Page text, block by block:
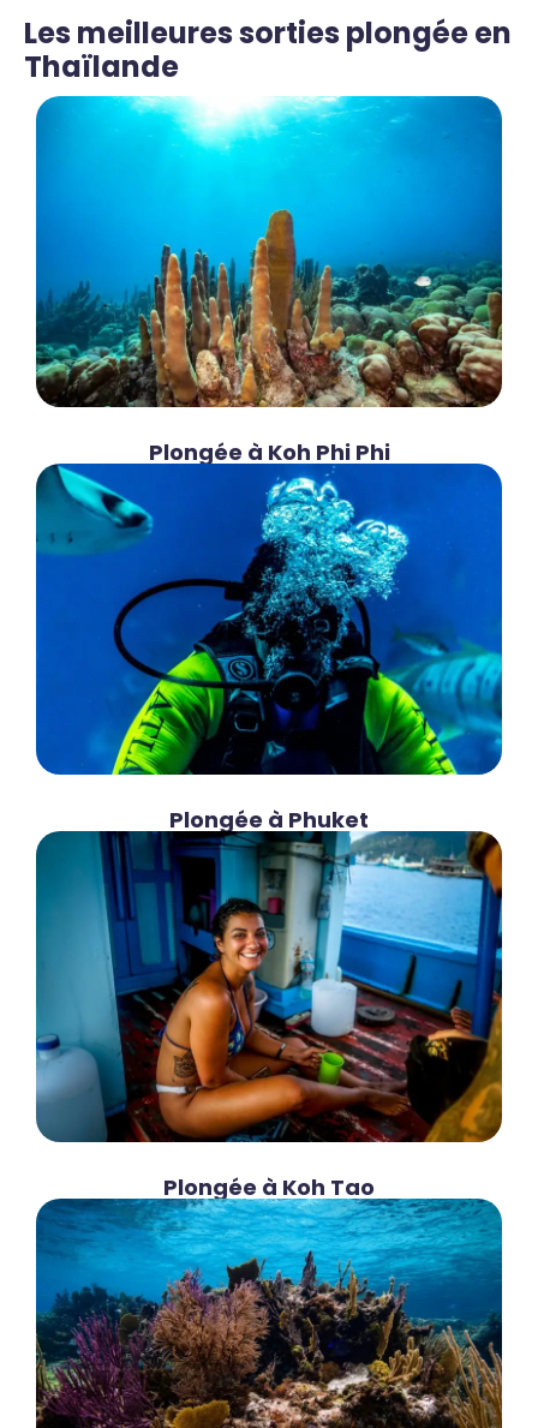
Les meilleures sorties plongée en
Thaïlande
Plongée à Koh Phi Phi
Plongée à Phuket
Plongée à Koh Tao